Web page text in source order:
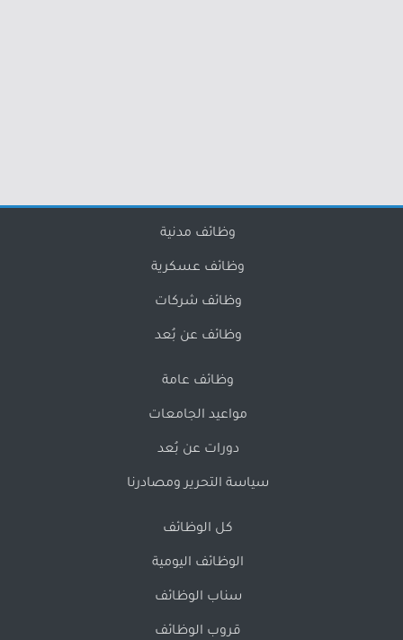
وظائف مدنية
وظائف عسكرية
وظائف شركات
وظائف عن بُعد
وظائف عامة
مواعيد الجامعات
دورات عن بُعد
سياسة التحرير ومصادرنا
كل الوظائف
الوظائف اليومية
سناب الوظائف
قروب الوظائف